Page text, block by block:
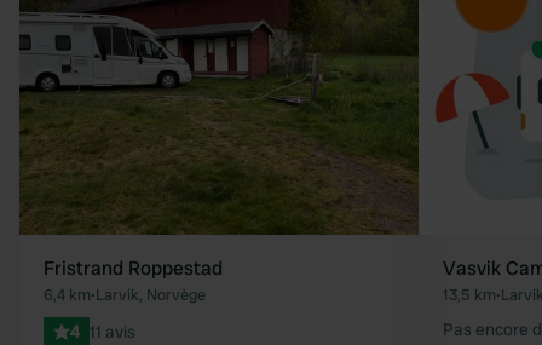
Fristrand Roppestad
6,4 km•Larvik, Norvège
4 11 avis
Vasvik
13,5 km•
Pas encore